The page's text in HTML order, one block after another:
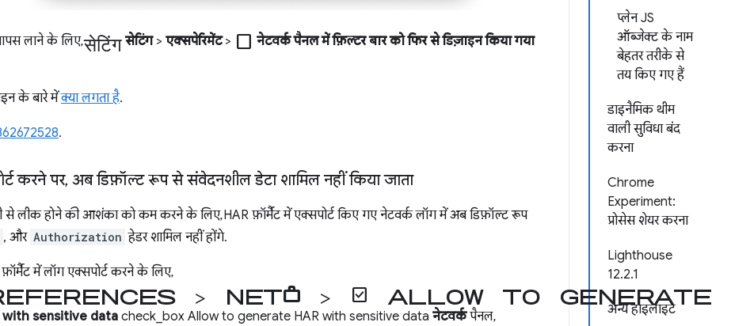
प्लेन JS
ऑब्जेक्ट के नाम
बेहतर तरीके से
तय किए गए हैं
डाइनैमिक थीम
वाली सुविधा बंद
करना
Chrome
Experiment:
प्रोसेस शेयर करना
Lighthouse
12.2.1
अन्य हाइलाइट
लाने के लिए,सेटिंग सेटिंग> एक्सपेरिमेंट> check_box_outline_blank नेटवर्क पैनल में फ़िल्टर बार को फिर से डिज़ाइन किया गया
के बारे मेंक्या लगता है.
.
करने पर, अब डिफ़ॉल्ट रूप से संवेदनशील डेटा शामिल नहीं किया जाता
लीक होने की आशंका को कम करने के लिए, HAR फ़ॉर्मैट में एक्सपोर्ट किए गए नेटवर्क लॉग में अब डिफ़ॉल्ट रूप
, और Authorization हेडर शामिल नहीं होंगे.
में लॉग एक्सपोर्ट करने के लिए,
> Network > check_box Allow to generate
sensitive data check_box Allow to generate HAR with sensitive data नेटवर्कपैनल,